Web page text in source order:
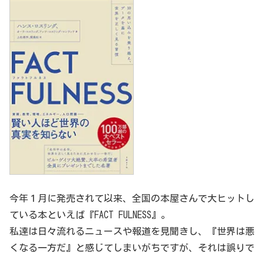
今年１月に発売されて以来、全国の本屋さんで大ヒットし
ている本といえば『FACT FULNESS』。
私達は日々流れるニュースや報道を見聞きし、『世界は悪
くなる一方だ』と感じてしまいがちですが、それは誤りで